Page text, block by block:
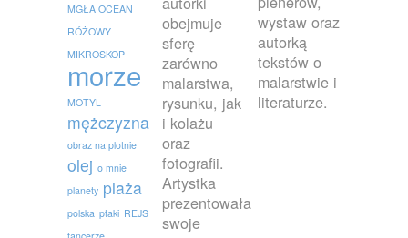
MGŁA OCEAN
RÓŻOWY
MIKROSKOP
morze
MOTYL
mężczyzna
obraz na plotnie
olej o mnie
planety plaża
polska ptaki REJS
obejmuje
sferę
zarówno
malarstwa,
rysunku, jak
i kolażu
oraz
fotografii.
Artystka
prezentowała
swoje
wystaw oraz
autorką
tekstów o
malarstwie i
literaturze.